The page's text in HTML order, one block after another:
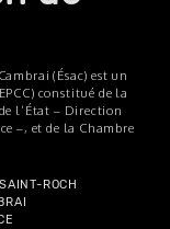
(Ésac) est un
constitué de la
l’État – Direction
–, et de la Chambre
ROCH